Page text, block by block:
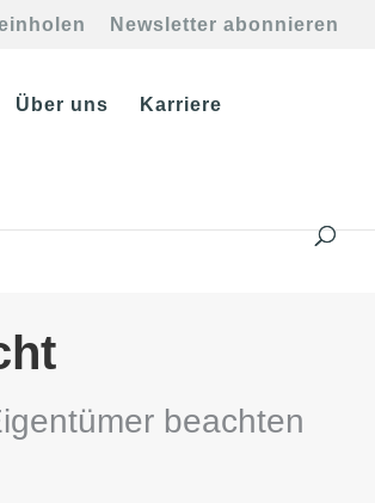
Newsletter abonnieren
Über uns Karriere
beachten